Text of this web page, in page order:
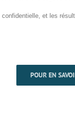
et les
POUR EN